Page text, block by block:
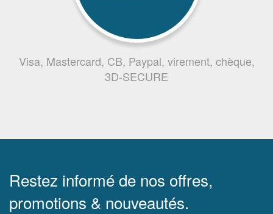
Visa, Mastercard, CB, Paypal, virement, chèque,
3D-SECURE
Restez informé de nos offres,
promotions & nouveautés.